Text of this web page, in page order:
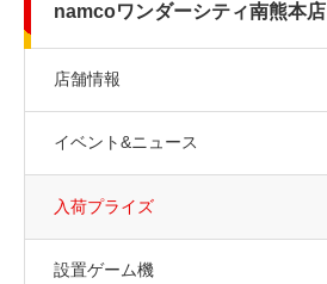
namcoワンダーシティ南熊本店
店舗情報
イベント&ニュース
入荷プライズ
設置ゲーム機